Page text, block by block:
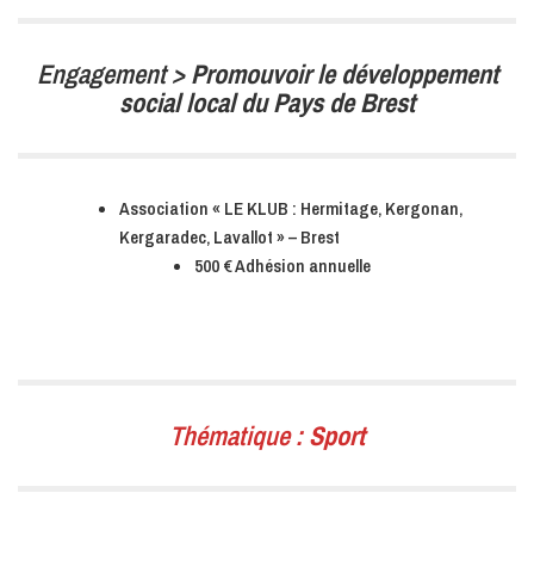
Engagement >Promouvoir le développement
social local du Pays de Brest
Association « LE KLUB : Hermitage, Kergonan,
Kergaradec, Lavallot » – Brest
500 € Adhésion annuelle
Thématique :Sport